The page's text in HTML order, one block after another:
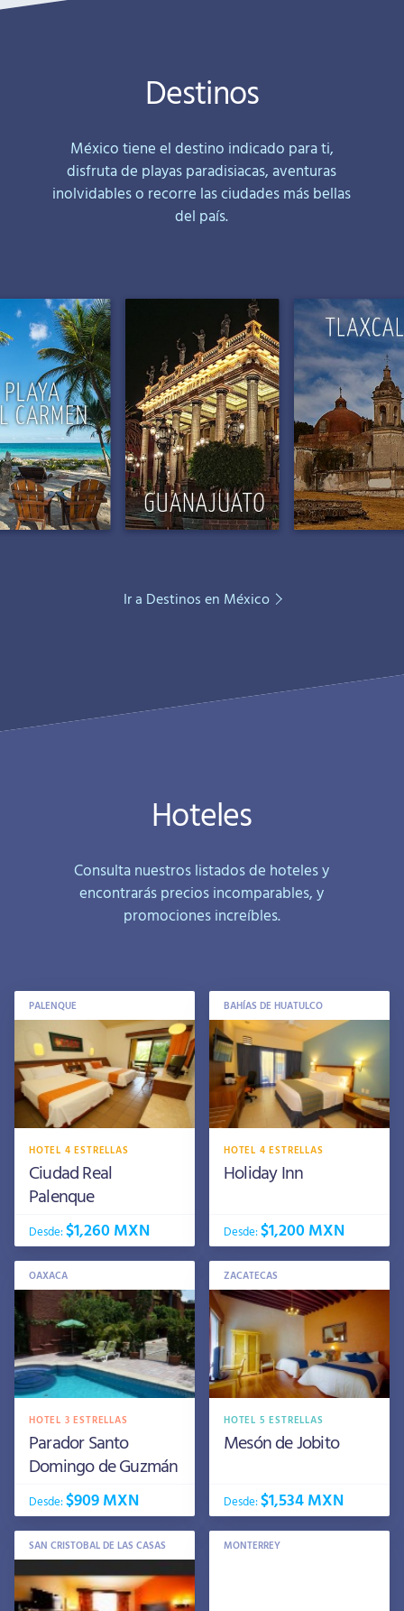
Destinos
México tiene el destino indicado para ti,
disfruta de playas paradisiacas, aventuras
inolvidables o recorre las ciudades más bellas
del país.
Ir a Destinos en México
Hoteles
Consulta nuestros listados de hoteles y
encontrarás precios incomparables, y
promociones increíbles.
PALENQUE
HOTEL 4 ESTRELLAS
Ciudad Real
Palenque
Desde:$1,260 MXN
BAHÍAS DE HUATULCO
HOTEL 4 ESTRELLAS
Holiday Inn
Desde:$1,200 MXN
OAXACA
HOTEL 3 ESTRELLAS
Parador Santo
Domingo de Guzmán
Desde:$909 MXN
ZACATECAS
HOTEL 5 ESTRELLAS
Mesón de Jobito
Desde:$1,534 MXN
SAN CRISTOBAL DE LAS CASAS MONTERREY